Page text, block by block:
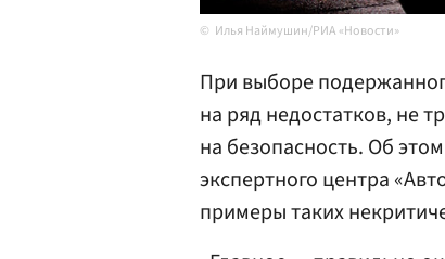
Илья Наймушин/РИА «Новости»
При выборе
на ряд недостатков, не
на безопасность. Об
экспертного центра
примеры таких